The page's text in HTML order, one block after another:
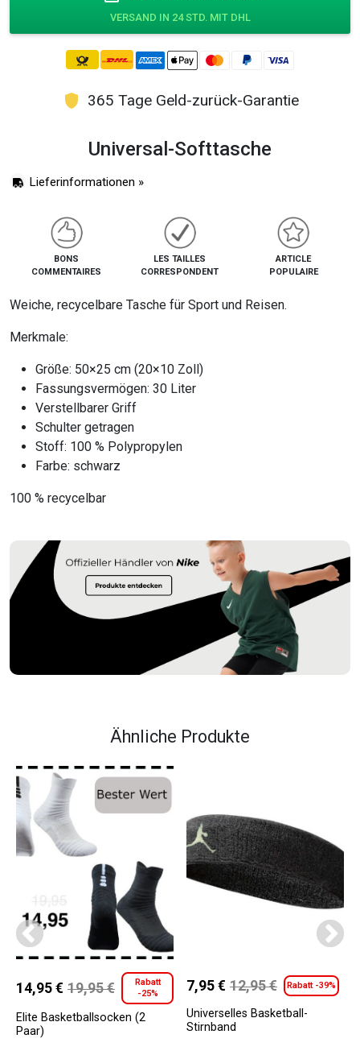
14,95 €
4,95 €.
365 Tage Geld-zurück-Garantie
Universal-Softtasche
Lieferinformationen »
BONS
COMMENTAIRES
LES TAILLES
CORRESPONDENT
ARTICLE
POPULAIRE
Weiche, recycelbare Tasche für Sport und Reisen.
Merkmale:
Größe: 50×25 cm (20×10 Zoll)
Fassungsvermögen: 30 Liter
Verstellbarer Griff
Schulter getragen
Stoff: 100 % Polypropylen
Farbe: schwarz
100 % recycelbar
Ähnliche Produkte
19,95€
Ursprünglicher
Preis
war:
14,95 €
Aktueller
Preis
ist:
Rabatt
-25%
Elite Basketballsocken (2
Paar)
12,95€
Ursprünglicher
Preis
7,95 €
Aktueller
Preis
Rabatt -39%
Universelles Basketball-
Stirnband